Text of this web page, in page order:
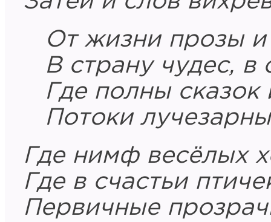
От жизни прозы и
В страну чудес, в
Где полны сказок
Потоки
Где нимф весёлых
Где в счастьи
Первичные